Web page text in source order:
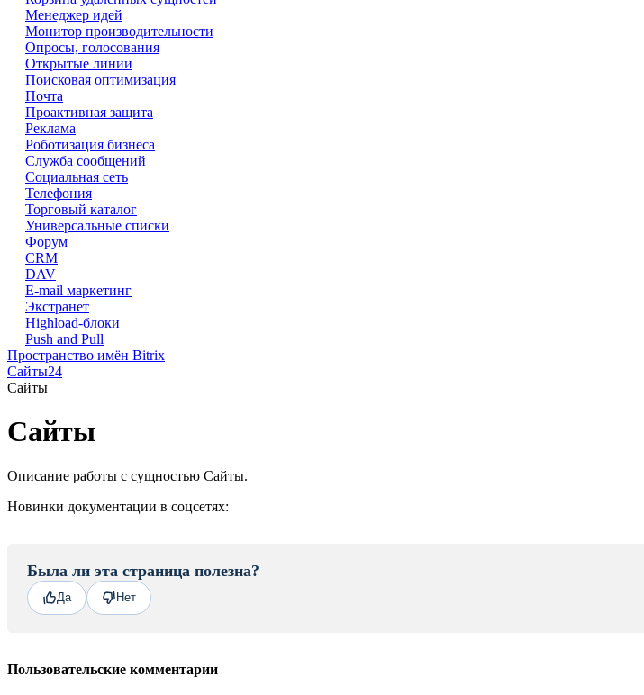
Менеджер идей
Монитор производительности
Опросы, голосования
Открытые линии
Поисковая оптимизация
Почта
Проактивная защита
Реклама
Роботизация бизнеса
Служба сообщений
Социальная сеть
Телефония
Торговый каталог
Универсальные списки
Форум
CRM
DAV
E-mail маркетинг
Экстранет
Highload-блоки
Push and Pull
Пространство имён Bitrix
Сайты24
Сайты
Сайты
Описание работы с сущностью Сайты.
Новинки документации в соцсетях:
Была ли эта страница полезна?
Да Нет
Пользовательские комментарии